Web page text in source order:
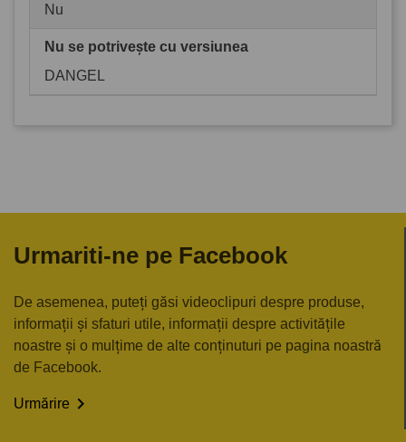
Nu
Nu se potrivește cu versiunea
DANGEL
Urmariti-ne pe Facebook
De asemenea, puteți găsi videoclipuri despre produse,
informații și sfaturi utile, informații despre activitățile
noastre și o mulțime de alte conținuturi pe pagina noastră
de Facebook.
Urmărire 